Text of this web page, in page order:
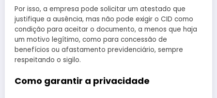
Por isso, a empresa pode solicitar um atestado que
justifique a ausência, mas não pode exigir o CID como
condição para aceitar o documento, a menos que haja
um motivo legítimo, como para concessão de
benefícios ou afastamento previdenciário, sempre
respeitando o sigilo.
Como garantir a privacidade